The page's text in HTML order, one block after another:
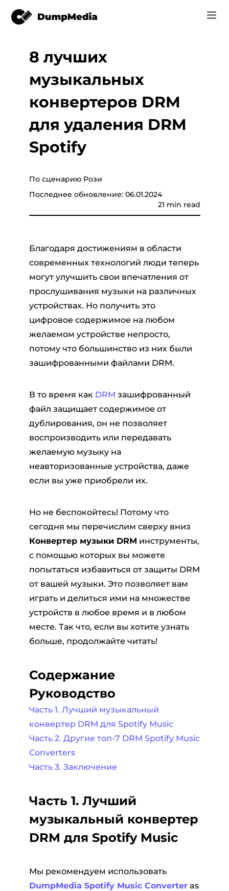
Music
конвертер
SoundCloud
Видео
Интернет инструменты
Spotify в mp3
Музыка YouTube MP3
Apple Музыка для MP3
Суно, чтобы MP3
Магазин
Поддержка
Вход
Регистрация
8 лучших
музыкальных
конвертеров DRM
для удаления DRM
Spotify
По сценарию Рози
Последнее обновление: 06.01.2024
21 min read
Благодаря достижениям в области
современных технологий люди теперь
могут улучшить свои впечатления от
прослушивания музыки на различных
устройствах. Но получить это
цифровое содержимое на любом
желаемом устройстве непросто,
потому что большинство из них были
зашифрованными файлами DRM.
В то время как DRM зашифрованный
файл защищает содержимое от
дублирования, он не позволяет
воспроизводить или передавать
желаемую музыку на
неавторизованные устройства, даже
если вы уже приобрели их.
Но не беспокойтесь! Потому что
сегодня мы перечислим сверху вниз
Конвертер музыки DRM инструменты,
с помощью которых вы можете
попытаться избавиться от защиты DRM
от вашей музыки. Это позволяет вам
играть и делиться ими на множестве
устройств в любое время и в любом
месте. Так что, если вы хотите узнать
больше, продолжайте читать!
Содержание
Руководство
Часть 1. Лучший музыкальный
конвертер DRM для Spotify Music
Часть 2. Другие топ-7 DRM Spotify Music
Converters
Часть 3. Заключение
Часть 1. Лучший
музыкальный конвертер
DRM для Spotify Music
Мы рекомендуем использовать
DumpMedia Spotify Music Converteras